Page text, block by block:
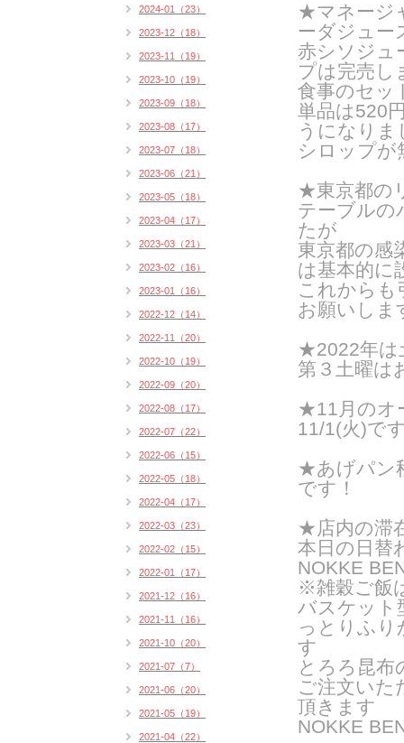
★マネージ
ーダジュー
赤シソジュ
プは完売し
食事のセッ
単品は520
うになりま
シロップが
★東京都の
テーブルの
たが
東京都の感
は基本的に
これからも
お願いしま
★2022年は
第３土曜は
★11月のオ
11/1(火)で
★あげパン
です！
★店内の滞
本日の日替
NOKKE
※雑穀ご飯
バスケット
っとりふり
す
とろろ昆布
ご注文いた
頂きます
NOKKE
2024-01（23）
2023-12（18）
2023-11（19）
2023-10（19）
2023-09（18）
2023-08（17）
2023-07（18）
2023-06（21）
2023-05（18）
2023-04（17）
2023-03（21）
2023-02（16）
2023-01（16）
2022-12（14）
2022-11（20）
2022-10（19）
2022-09（20）
2022-08（17）
2022-07（22）
2022-06（15）
2022-05（18）
2022-04（17）
2022-03（23）
2022-02（15）
2022-01（17）
2021-12（16）
2021-11（16）
2021-10（20）
2021-07（7）
2021-06（20）
2021-05（19）
2021-04（22）